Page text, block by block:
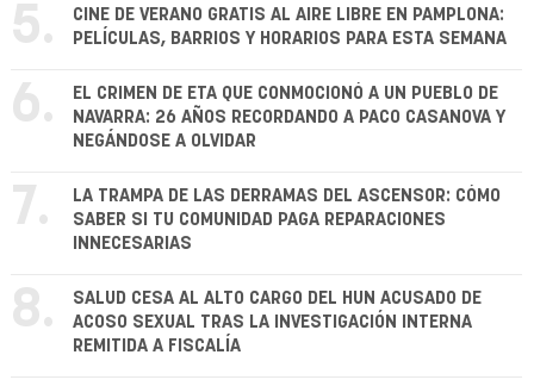
5.
CINE DE VERANO GRATIS AL AIRE LIBRE EN PAMPLONA:
PELÍCULAS, BARRIOS Y HORARIOS PARA ESTA SEMANA
6.
EL CRIMEN DE ETA QUE CONMOCIONÓ A UN PUEBLO DE
NAVARRA: 26 AÑOS RECORDANDO A PACO CASANOVA Y
NEGÁNDOSE A OLVIDAR
7.
LA TRAMPA DE LAS DERRAMAS DEL ASCENSOR: CÓMO
SABER SI TU COMUNIDAD PAGA REPARACIONES
INNECESARIAS
8.
SALUD CESA AL ALTO CARGO DEL HUN ACUSADO DE
ACOSO SEXUAL TRAS LA INVESTIGACIÓN INTERNA
REMITIDA A FISCALÍA